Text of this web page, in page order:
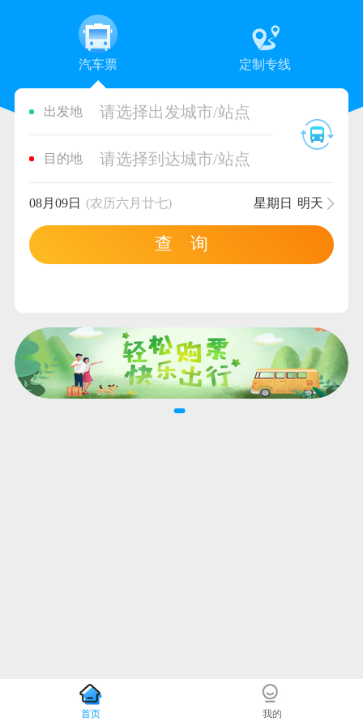
汽车票 定制专线
出发地 请选择出发城市/站点
目的地 请选择到达城市/站点
08月09日 (农历六月廿七) 星期日 明天
查 询
首页 我的